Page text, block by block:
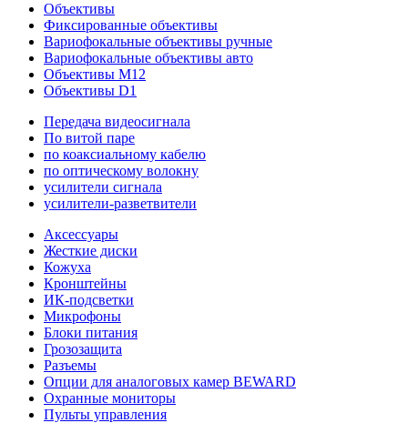
Объективы
Фиксированные объективы
Вариофокальные объективы ручные
Вариофокальные объективы авто
Объективы M12
Объективы D1
Передача видеосигнала
По витой паре
по коаксиальному кабелю
по оптическому волокну
усилители сигнала
усилители-разветвители
Аксессуары
Жесткие диски
Кожуха
Кронштейны
ИК-подсветки
Микрофоны
Блоки питания
Грозозащита
Разъемы
Опции для аналоговых камер BEWARD
Охранные мониторы
Пульты управления